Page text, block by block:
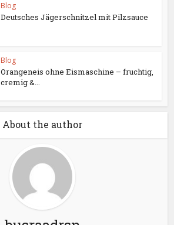
Blog
Deutsches Jägerschnitzel mit Pilzsauce
Blog
Orangeneis ohne Eismaschine – fruchtig,
cremig &...
About the author